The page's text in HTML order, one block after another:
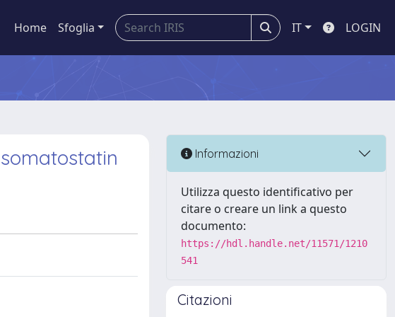
Home Sfoglia IT LOGIN
Informazioni
Utilizza questo identificativo per
citare o creare un link a questo
documento:
https://hdl.handle.net/11571/1210
541
Citazioni